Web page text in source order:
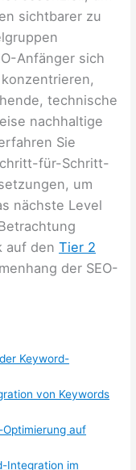
sichtbarer zu
Anfänger sich
technische
nachhaltige
Sie
für-Schritt-
um
nächste Level
auf denTier 2
der SEO-
Keyword-
von Keywords
auf
Integration im